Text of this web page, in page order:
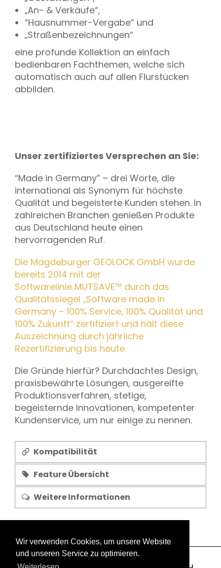
Wir verwenden Cookies, um unsere Website
und unseren Service zu optimieren.
„An- & Verkäufe“,
“Hausnummer-Vergabe“ und
„Straßenbezeichnungen“
eine profunde Kollektion an einfach
bedienbaren Fachthemen, welche sich
automatisch auch auf allen Flurstücken
abbilden.
Unser zertifiziertes Versprechen an Sie:
“Made in Germany” – drei Worte, die
international als Synonym für höchste
Qualität und begeisterte Kunden stehen. In
zahlreichen Branchen genießen Produkte
aus Deutschland heute einen
hervorragenden Ruf.
Die Magdeburger GEOLOCK GmbH wurde
bereits 2014 mit der
Softwarelinie MUTSAVE™ durch das
Qualitätssiegel „Software made in
Germany – 100% Service, 100% Qualität und
100% Zukunft“ zertifiziert und hält diese
Auszeichnung durch jährliche
Rezertifizierung bis heute.
Die Gründe hierfür? Durchdachtes Design,
praxisbewährte Lösungen, ausgereifte
Produktionsverfahren, stetige,
begeisternde Innovationen, kompetenter
Kundenservice, um nur einige zu nennen.
Kompatibilität
Feature Übersicht
Weitere Informationen